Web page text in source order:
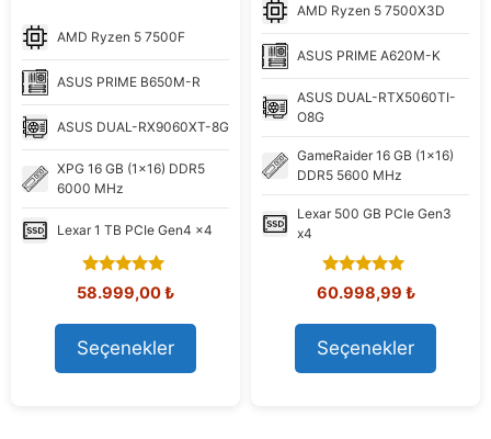
AMD Ryzen 5 7500F
ASUS PRIME B650M-R
ASUS DUAL-RX9060XT-8G
XPG 16 GB (1x16) DDR5
6000 MHz
Lexar 1 TB PCIe Gen4 x4
5.00
out of 5
Orijinal
63.060,99 ₺.
58.999,00₺Şu
Seçenekler
AMD Ryzen 5 7500X3D
ASUS PRIME A620M-K
ASUS DUAL-RTX5060TI-
O8G
GameRaider 16 GB (1x16)
DDR5 5600 MHz
Lexar 500 GB PCIe Gen3
x4
5.00
out of 5
Orijinal
71.639,92 ₺.
60.998,99 ₺Şu
Seçenekler